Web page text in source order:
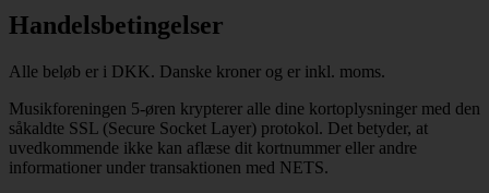
Handelsbetingelser
Alle beløb er i DKK. Danske kroner og er inkl. moms.
Musikforeningen 5-øren krypterer alle dine kortoplysninger med den
såkaldte SSL (Secure Socket Layer) protokol. Det betyder, at
uvedkommende ikke kan aflæse dit kortnummer eller andre
informationer under transaktionen med NETS.